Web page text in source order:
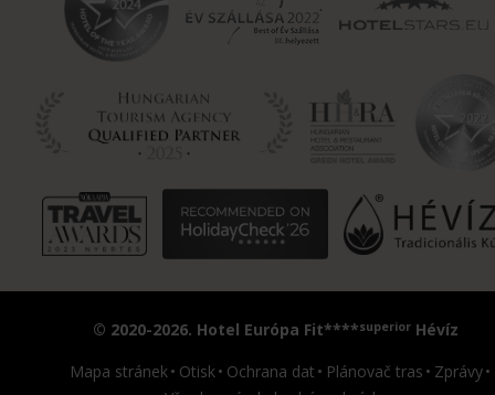
© 2020-2026. Hotel Európa Fit****superior Hévíz
Mapa stránek
Otisk Ochrana dat Plánovač tras
Zprávy